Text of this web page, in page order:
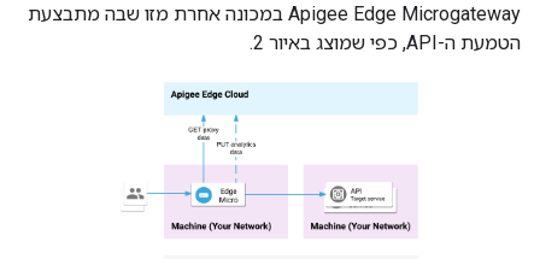
Apigee Edge Microgateway במכונה אחרת מזו שבה מתבצעת
הטמעת ה-API, כפי שמוצג באיור 2.